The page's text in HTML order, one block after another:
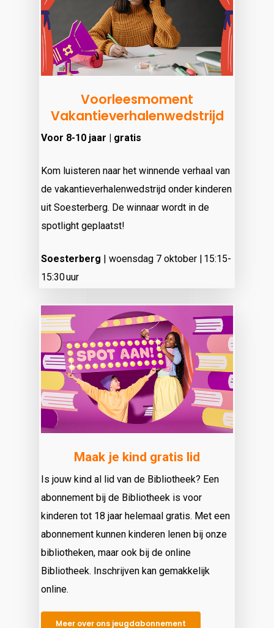
Voorleesmoment
Vakantieverhalenwedstrijd
Voor 8-10 jaar | gratis
Kom luisteren naar het winnende verhaal van
de vakantieverhalenwedstrijd onder kinderen
uit Soesterberg. De winnaar wordt in de
spotlight geplaatst!
Soesterberg | woensdag 7 oktober | 15:15-
15:30 uur
Maak je kind gratis lid
Is jouw kind al lid van de Bibliotheek? Een
abonnement bij de Bibliotheek is voor
kinderen tot 18 jaar helemaal gratis. Met een
abonnement kunnen kinderen lenen bij onze
bibliotheken, maar ook bij de online
Bibliotheek. Inschrijven kan gemakkelijk
online.
Meer over ons jeugdabonnement